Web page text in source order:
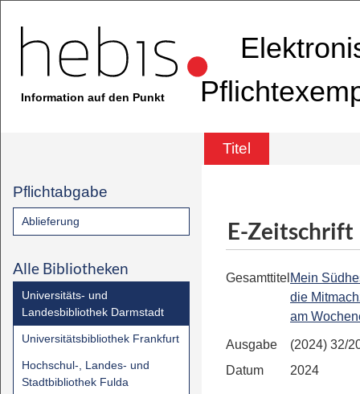
Information auf den Punkt
Titel
Pflichtabgabe
Ablieferung
Alle Bibliotheken
Universitäts- und
Landesbibliothek Darmstadt
Universitätsbibliothek Frankfurt
Hochschul-, Landes- und
Stadtbibliothek Fulda
E-Zeitschrift
Gesamttitel Mein
die
am
Ausgabe
(2024) 32/
Datum
2024